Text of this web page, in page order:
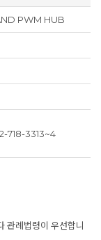
PWM HUB
718-3313~4
관례법령이 우선합니